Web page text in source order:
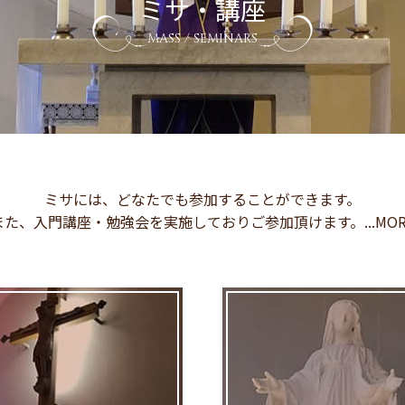
ミサ・講座
MASS / SEMINARS
ミサには、どなたでも参加することができます。
た、入門講座・勉強会を実施しておりご参加頂けます。